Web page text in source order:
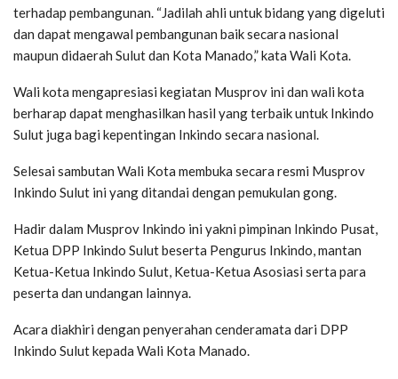
terhadap pembangunan. “Jadilah ahli untuk bidang yang digeluti
dan dapat mengawal pembangunan baik secara nasional
maupun didaerah Sulut dan Kota Manado,” kata Wali Kota.
Wali kota mengapresiasi kegiatan Musprov ini dan wali kota
berharap dapat menghasilkan hasil yang terbaik untuk Inkindo
Sulut juga bagi kepentingan Inkindo secara nasional.
Selesai sambutan Wali Kota membuka secara resmi Musprov
Inkindo Sulut ini yang ditandai dengan pemukulan gong.
Hadir dalam Musprov Inkindo ini yakni pimpinan Inkindo Pusat,
Ketua DPP Inkindo Sulut beserta Pengurus Inkindo, mantan
Ketua-Ketua Inkindo Sulut, Ketua-Ketua Asosiasi serta para
peserta dan undangan lainnya.
Acara diakhiri dengan penyerahan cenderamata dari DPP
Inkindo Sulut kepada Wali Kota Manado.